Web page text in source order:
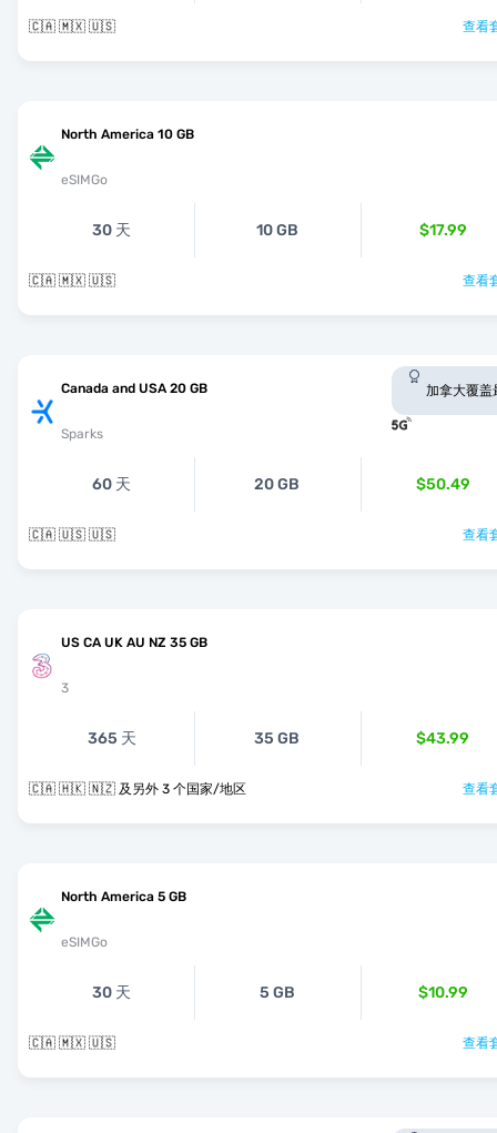
🇨🇦 🇲🇽 🇺🇸 查看
North America 10 GB
eSIMGo
30 天 10 GB $17.99
🇨🇦 🇲🇽 🇺🇸 查看
Canada and USA 20 GB
Sparks
加拿大覆盖
60 天 20 GB $50.49
🇨🇦 🇺🇸 🇺🇸 查看
US CA UK AU NZ 35 GB
3
365 天 35 GB $43.99
🇨🇦 🇭🇰 🇳🇿 及另外 3 个国家/地区 查看
North America 5 GB
eSIMGo
30 天 5 GB $10.99
🇨🇦 🇲🇽 🇺🇸 查看